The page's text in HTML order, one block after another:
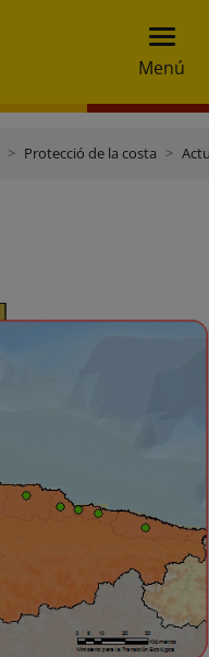
Menú
Protecció de la costa